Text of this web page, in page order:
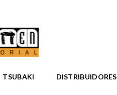
TSUBAKI DISTRIBUIDORES